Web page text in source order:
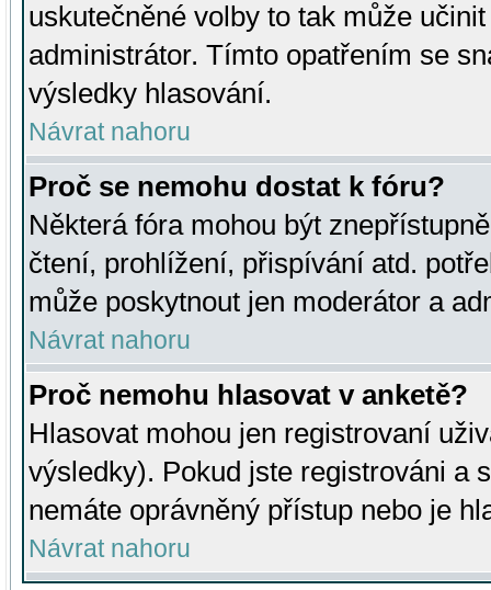
uskutečněné volby to tak může
administrátor. Tímto opatřením se
výsledky hlasování.
Návrat nahoru
Proč se nemohu dostat k fóru?
Některá fóra mohou být
čtení, prohlížení, přispívání atd.
může poskytnout jen moderátor a
Návrat nahoru
Proč nemohu hlasovat v anketě?
Hlasovat mohou jen registrovaní
výsledky). Pokud jste registrováni a
nemáte oprávněný přístup nebo je
Návrat nahoru